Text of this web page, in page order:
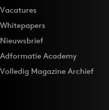
Vacatures
Whitepapers
Nieuwsbrief
Adformatie Academy
Volledig Magazine Archief